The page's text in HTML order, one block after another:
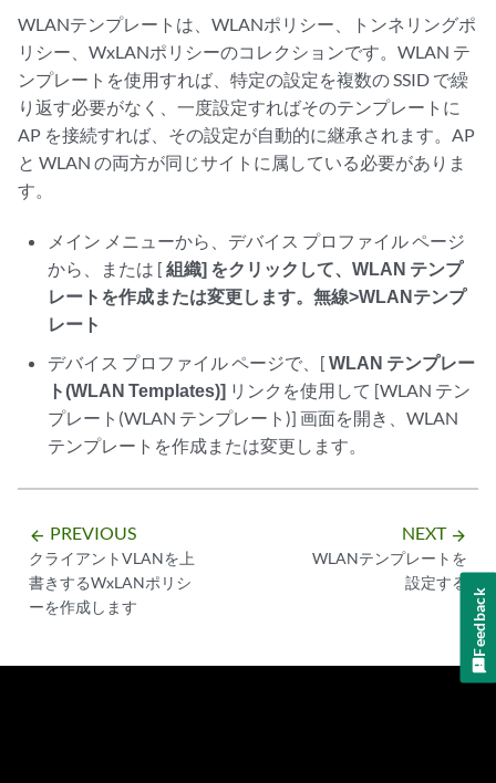
WLANテンプレートは、WLANポリシー、トンネリングポ
リシー、WxLANポリシーのコレクションです。WLAN テ
ンプレートを使用すれば、特定の設定を複数の SSID で繰
り返す必要がなく、一度設定すればそのテンプレートに
AP を接続すれば、その設定が自動的に継承されます。AP
と WLAN の両方が同じサイトに属している必要がありま
す。
メイン メニューから、デバイス プロファイル ページ
から、または [組織] をクリックして、WLAN テンプ
レートを作成または変更します。無線>WLANテンプ
レート
デバイス プロファイル ページで、[WLAN テンプレー
ト(WLAN Templates)] リンクを使用して [WLAN テン
プレート(WLAN テンプレート)] 画面を開き、WLAN
テンプレートを作成または変更します。
arrow_backward PREVIOUS
クライアントVLANを上
書きするWxLANポリシ
ーを作成します
NEXT arrow_forward
WLANテンプレートを
設定する
Feedback